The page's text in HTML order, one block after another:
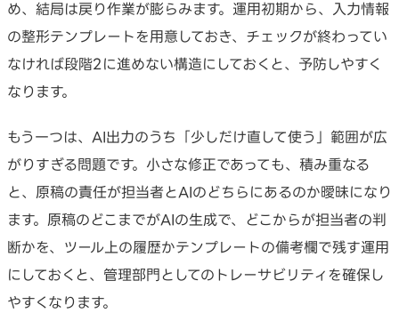
め、結局は戻り作業が膨らみます。運用初期から、入力情報
の整形テンプレートを用意しておき、チェックが終わってい
なければ段階2に進めない構造にしておくと、予防しやすく
なります。
もう一つは、AI出力のうち「少しだけ直して使う」範囲が広
がりすぎる問題です。小さな修正であっても、積み重なる
と、原稿の責任が担当者とAIのどちらにあるのか曖昧になり
ます。原稿のどこまでがAIの生成で、どこからが担当者の判
断かを、ツール上の履歴かテンプレートの備考欄で残す運用
にしておくと、管理部門としてのトレーサビリティを確保し
やすくなります。